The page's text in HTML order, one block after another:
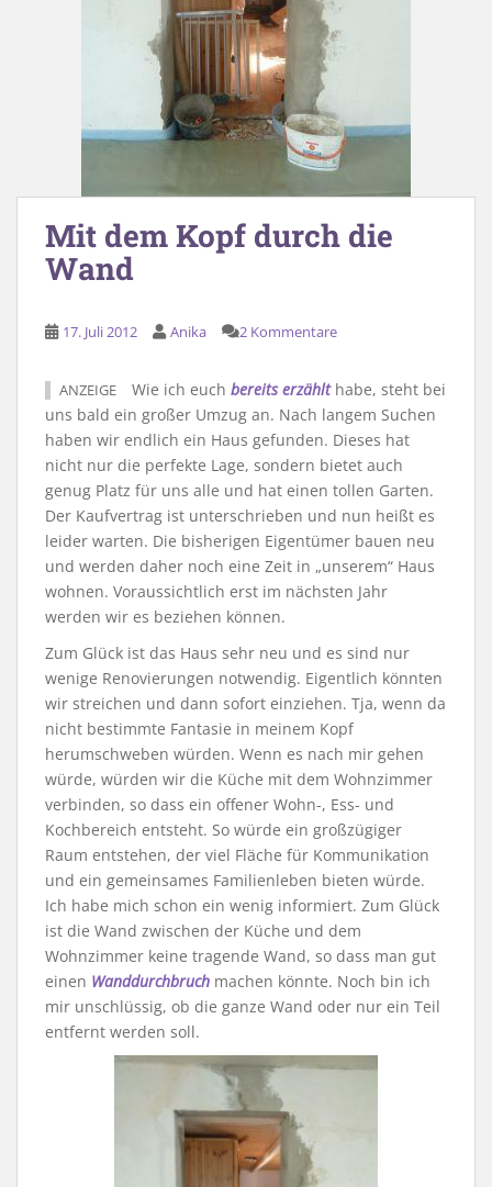
Mit dem Kopf durch die
Wand
17. Juli 2012 Anika 2 Kommentare
ANZEIGE Wie ich euch bereits erzählthabe, steht bei
uns bald ein großer Umzug an. Nach langem Suchen
haben wir endlich ein Haus gefunden. Dieses hat
nicht nur die perfekte Lage, sondern bietet auch
genug Platz für uns alle und hat einen tollen Garten.
Der Kaufvertrag ist unterschrieben und nun heißt es
leider warten. Die bisherigen Eigentümer bauen neu
und werden daher noch eine Zeit in „unserem“ Haus
wohnen. Voraussichtlich erst im nächsten Jahr
werden wir es beziehen können.
Zum Glück ist das Haus sehr neu und es sind nur
wenige Renovierungen notwendig. Eigentlich könnten
wir streichen und dann sofort einziehen. Tja, wenn da
nicht bestimmte Fantasie in meinem Kopf
herumschweben würden. Wenn es nach mir gehen
würde, würden wir die Küche mit dem Wohnzimmer
verbinden, so dass ein offener Wohn-, Ess- und
Kochbereich entsteht. So würde ein großzügiger
Raum entstehen, der viel Fläche für Kommunikation
und ein gemeinsames Familienleben bieten würde.
Ich habe mich schon ein wenig informiert. Zum Glück
ist die Wand zwischen der Küche und dem
Wohnzimmer keine tragende Wand, so dass man gut
einen Wanddurchbruch machen könnte. Noch bin ich
mir unschlüssig, ob die ganze Wand oder nur ein Teil
entfernt werden soll.